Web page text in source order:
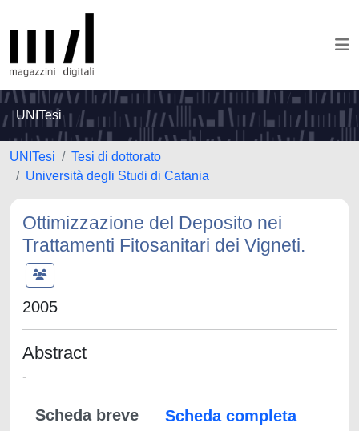
UNITesi
UNITesi
Tesi di dottorato
Università degli Studi di Catania
Ottimizzazione del Deposito nei
Trattamenti Fitosanitari dei Vigneti.
2005
Abstract
-
Scheda breve
Scheda completa